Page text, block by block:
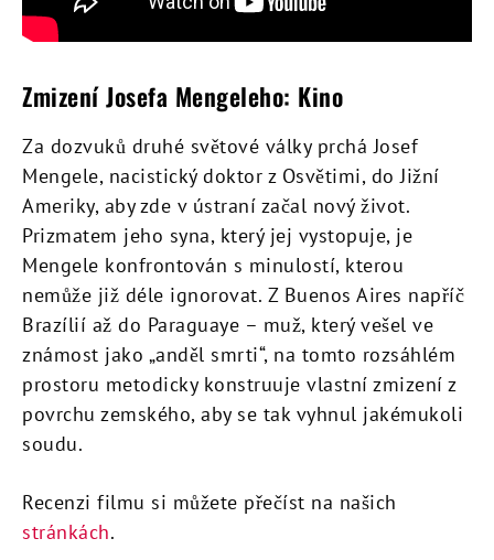
Zmizení Josefa Mengeleho: Kino
Za dozvuků druhé světové války prchá Josef
Mengele, nacistický doktor z Osvětimi, do Jižní
Ameriky, aby zde v ústraní začal nový život.
Prizmatem jeho syna, který jej vystopuje, je
Mengele konfrontován s minulostí, kterou
nemůže již déle ignorovat. Z Buenos Aires napříč
Brazílií až do Paraguaye – muž, který vešel ve
známost jako „anděl smrti“, na tomto rozsáhlém
prostoru metodicky konstruuje vlastní zmizení z
povrchu zemského, aby se tak vyhnul jakémukoli
soudu.
Recenzi filmu si můžete přečíst na našich
stránkách.